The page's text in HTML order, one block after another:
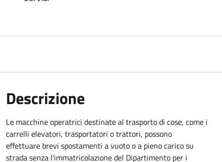
Descrizione
Le macchine operatrici destinate al trasporto di cose, come i
carrelli elevatori, trasportatori o trattori, possono
effettuare brevi spostamenti a vuoto o a pieno carico su
strada senza l'immatricolazione del Dipartimento per i